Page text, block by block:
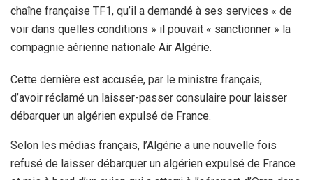
chaîne française TF1, qu’il a demandé à ses services « de
voir dans quelles conditions » il pouvait « sanctionner » la
compagnie aérienne nationale Air Algérie.
Cette dernière est accusée, par le ministre français,
d’avoir réclamé un laisser-passer consulaire pour laisser
débarquer un algérien expulsé de France.
Selon les médias français, l’Algérie a une nouvelle fois
refusé de laisser débarquer un algérien expulsé de France